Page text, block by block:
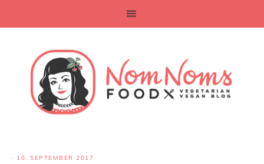
· 10. SEPTEMBER 2017